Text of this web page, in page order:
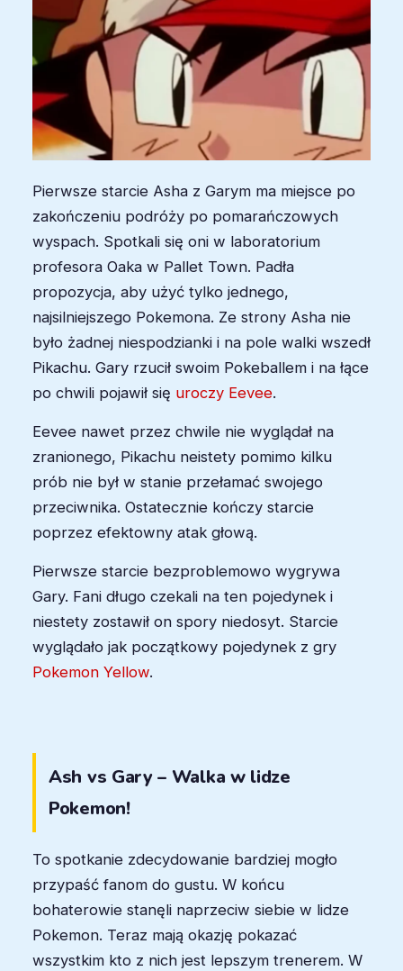
Pierwsze starcie Asha z Garym ma miejsce po
zakończeniu podróży po pomarańczowych
wyspach. Spotkali się oni w laboratorium
profesora Oaka w Pallet Town. Padła
propozycja, aby użyć tylko jednego,
najsilniejszego Pokemona. Ze strony Asha nie
było żadnej niespodzianki i na pole walki wszedł
Pikachu. Gary rzucił swoim Pokeballem i na łące
po chwili pojawił się uroczy Eevee.
Eevee nawet przez chwile nie wyglądał na
zranionego, Pikachu neistety pomimo kilku
prób nie był w stanie przełamać swojego
przeciwnika. Ostatecznie kończy starcie
poprzez efektowny atak głową.
Pierwsze starcie bezproblemowo wygrywa
Gary. Fani długo czekali na ten pojedynek i
niestety zostawił on spory niedosyt. Starcie
wyglądało jak początkowy pojedynek z gry
Pokemon Yellow.
Ash vs Gary – Walka w lidze
Pokemon!
To spotkanie zdecydowanie bardziej mogło
przypaść fanom do gustu. W końcu
bohaterowie stanęli naprzeciw siebie w lidze
Pokemon. Teraz mają okazję pokazać
wszystkim kto z nich jest lepszym trenerem. W